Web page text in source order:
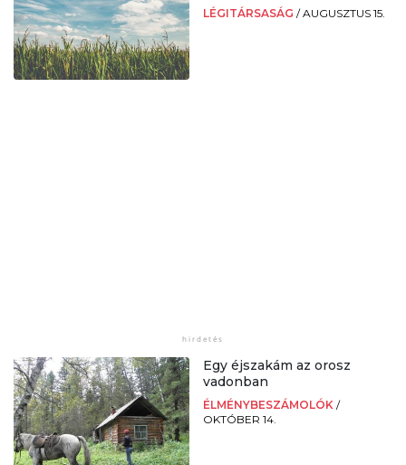
LÉGITÁRSASÁG /AUGUSZTUS 15.
Egy éjszakám az orosz
vadonban
ÉLMÉNYBESZÁMOLÓK /
OKTÓBER 14.